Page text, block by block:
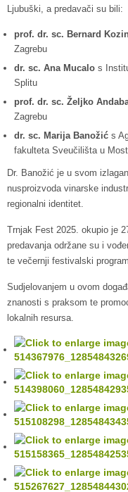
Ljubuški, a predavači su bili:
prof. dr. sc. Bernard
Zagrebu
dr. sc. Ana Mucalo s
Splitu
prof. dr. sc. Željko
Zagrebu
dr. sc. Marija Banožić s
fakulteta Sveučilišta u
Dr. Banožić je u svom
nusproizvoda vinarske
regionalni identitet.
Trnjak Fest 2025. okupio je
predavanja održane su i
te večernji festivalski
Sudjelovanjem u ovom
znanosti s praksom te
lokalnih resursa.